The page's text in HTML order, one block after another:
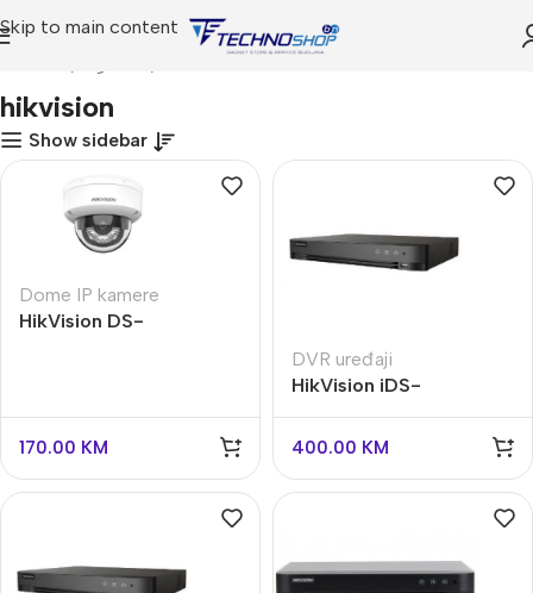
Skip to main content
hikvision
Show sidebar
Dome IP kamere
HikVision DS-
170.00 KM
DVR uređaji
HikVision iDS-
7208HQHI-M2/XT
snimac 2 diska
400.00 KM